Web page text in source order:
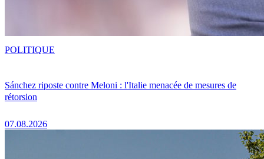
Sánchez riposte contre Meloni : l'Italie menacée de mesures de
rétorsion
07.08.2026
POLITIQUE